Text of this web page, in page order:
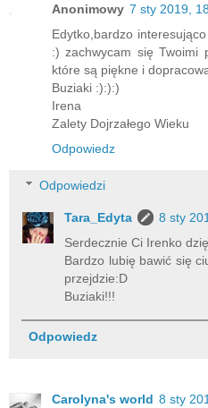
Anonimowy 7 sty 2019,
Edytko,bardzo
:) zachwycam się Twoimi
które są piękne i
Buziaki :):):)
Irena
Zalety Dojrzałego Wieku
Odpowiedz
Odpowiedzi
Tara_Edyta
8 sty
Serdecznie Ci Irenko
Bardzo lubię bawić się
przejdzie:D
Buziaki!!!
Odpowiedz
Carolyna's world 8 sty